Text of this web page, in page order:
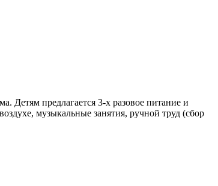
Детям предлагается 3-х разовое питание и
музыкальные занятия, ручной труд (сбор